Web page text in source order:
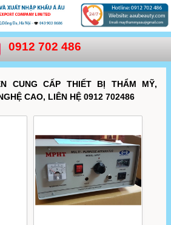
0912 702 486
CUNG CẤP THIẾT BỊ THẨM MỸ,
CAO, LIÊN HỆ 0912 702486